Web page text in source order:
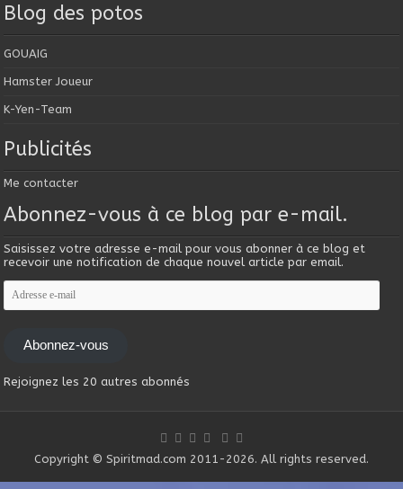
Blog des potos
GOUAIG
Hamster Joueur
K-Yen-Team
Publicités
Me contacter
Abonnez-vous à ce blog par e-mail.
Saisissez votre adresse e-mail pour vous abonner à ce blog et
recevoir une notification de chaque nouvel article par email.
Adresse
e-
mail
Abonnez-vous
Rejoignez les 20 autres abonnés
Copyright © Spiritmad.com 2011-2026. All rights reserved.